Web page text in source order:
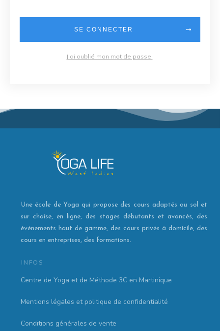
SE CONNECTER
J'ai oublié mon mot de passe
Une école de Yoga qui propose des cours adaptés au sol et
sur chaise, en ligne, des stages débutants et avancés, des
événements haut de gamme, des cours privés à domicile, des
cours en entreprises, des formations.
INFOS
Centre de Yoga et de Méthode 3C en Martinique
Mentions légales et politique de confidentialité
Conditions générales de vente